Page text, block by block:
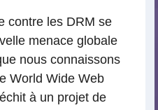
contre les DRM se
menace globale
nous connaissons
World Wide Web
à un projet de